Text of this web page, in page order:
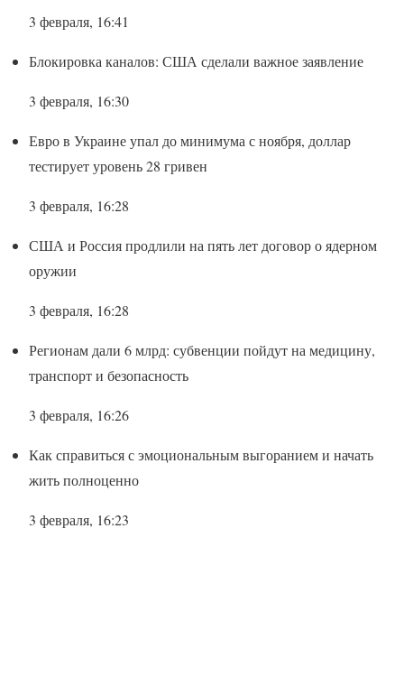
3 февраля, 16:41
Блокировка каналов: США сделали важное заявление
3 февраля, 16:30
Евро в Украине упал до минимума с ноября, доллар
тестирует уровень 28 гривен
3 февраля, 16:28
США и Россия продлили на пять лет договор о ядерном
оружии
3 февраля, 16:28
Регионам дали 6 млрд: субвенции пойдут на медицину,
транспорт и безопасность
3 февраля, 16:26
Как справиться с эмоциональным выгоранием и начать
жить полноценно
3 февраля, 16:23